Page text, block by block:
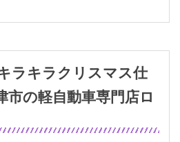
ラキラクリスマス仕
の軽自動車専門店ロ